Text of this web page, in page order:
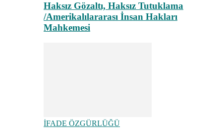
Haksız Gözaltı, Haksız Tutuklama
/Amerikalılararası İnsan Hakları
Mahkemesi
İFADE ÖZGÜRLÜĞÜ